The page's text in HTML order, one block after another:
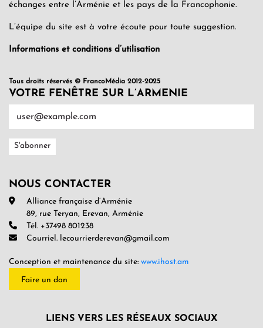
échanges entre l’Arménie et les pays de la Francophonie.
L’équipe du site est à votre écoute pour toute suggestion.
Informations et conditions d’utilisation
Tous droits réservés © FrancoMédia 2012-2025
VOTRE FENÊTRE SUR L’ARMENIE
NOUS CONTACTER
Alliance française d’Arménie
89, rue Teryan, Erevan, Arménie
Tél. +37498 801238
Courriel. lecourrierderevan@gmail.com
Conception et maintenance du site: www.ihost.am
Faire un don
LIENS VERS LES RÉSEAUX SOCIAUX